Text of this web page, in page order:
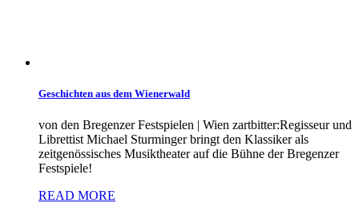
Geschichten aus dem Wienerwald
von den Bregenzer Festspielen | Wien zartbitter:Regisseur und
Librettist Michael Sturminger bringt den Klassiker als
zeitgenössisches Musiktheater auf die Bühne der Bregenzer
Festspiele!
READ MORE